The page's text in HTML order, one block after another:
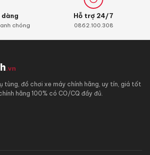
dàng
chóng
Hỗ trợ 24/7
0862.100.308
.vn
tùng, đồ chơi xe máy chính hãng, uy tín, giá tốt
hãng 100% có CO/CQ đầy đủ.